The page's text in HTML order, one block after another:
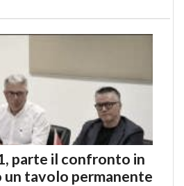
parte il confronto in
un tavolo permanente